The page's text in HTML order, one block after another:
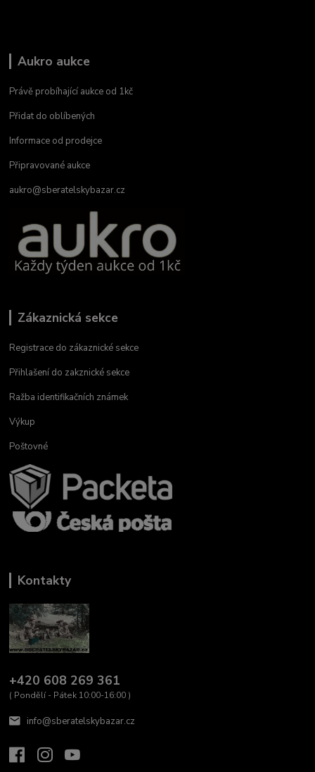
Aukro aukce
Právě probíhající aukce od 1kč
Přidat do oblíbených
Informace od prodejce
Připravované aukce
aukro@sberatelskybazar.cz
Zákaznická sekce
Registrace do zákaznické sekce
Přihlašení do zakznické sekce
Ražba identifikačních známek
Výkup
Poštovné
Kontakty
+420 608 269 361
( Pondělí - Pátek 10:00-16:00 )
info@sberatelskybazar.cz